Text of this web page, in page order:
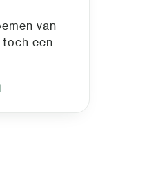
—
van
een